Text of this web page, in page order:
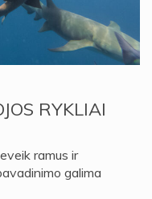
RYKLIAI
ramus ir
galima